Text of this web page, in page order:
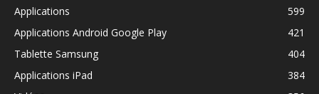
Applications
599
Applications Android Google Play
421
Tablette Samsung
404
Applications iPad
384